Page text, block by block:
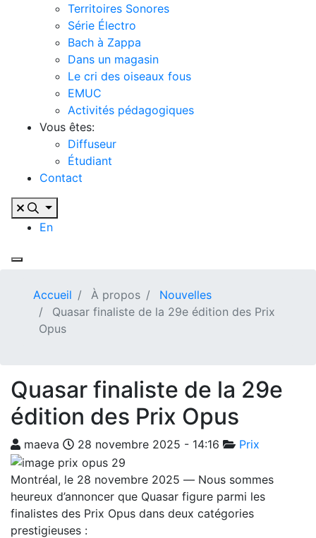
Territoires Sonores
Série Électro
Bach à Zappa
Dans un magasin
Le cri des oiseaux fous
EMUC
Activités pédagogiques
Vous êtes:
Diffuseur
Étudiant
Contact
En
Accueil À propos
Nouvelles
Quasar finaliste de la 29e édition des Prix
Opus
Quasar finaliste de la 29e
édition des Prix Opus
maeva 28 novembre 2025 - 14:16 Prix
Montréal, le 28 novembre 2025 — Nous sommes
heureux d’annoncer que Quasar figure parmi les
finalistes des Prix Opus dans deux catégories
prestigieuses :